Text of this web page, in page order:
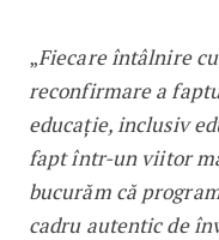
„Fiecare întâlnire
reconfirmare a
educație, inclusiv
fapt într-un viitor
bucurăm că
cadru autentic de